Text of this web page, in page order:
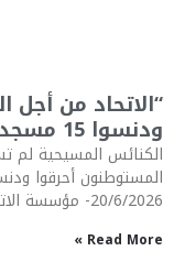
“الاتحاد من أجل
ودنسوا 15 مسجداً في الضفة خلال عام واحد
الكنائس المسيحية لم
20/6/2026- مؤسسة الاتحاد من أجل العدالة
Read More »